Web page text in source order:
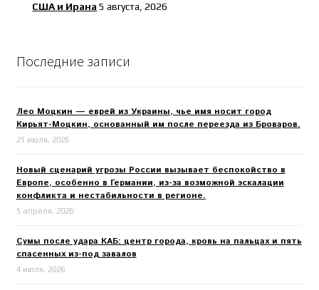
США и Ирана 5 августа, 2026
Последние записи
Лео Моцкин — еврей из Украины, чье имя носит город
Кирьят-Моцкин, основанный им после переезда из Броваров.
21 июля, 2026
Новый сценарий угрозы России вызывает беспокойство в
Европе, особенно в Германии, из-за возможной эскалации
конфликта и нестабильности в регионе.
5 апреля, 2026
Сумы после удара КАБ: центр города, кровь на пальцах и пять
спасенных из-под завалов
4 июля, 2026